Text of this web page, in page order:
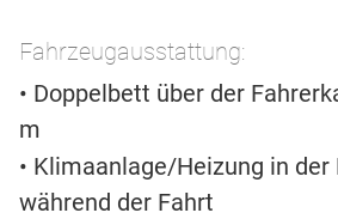
Fahrzeugausstattung:
• Doppelbett über der
m
• Klimaanlage/Heizung in der
während der Fahrt